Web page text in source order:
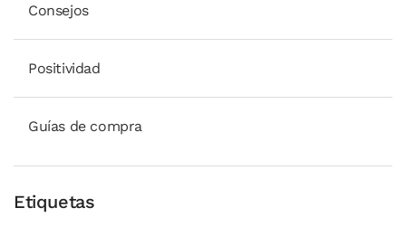
Consejos
Positividad
Guías de compra
Etiquetas